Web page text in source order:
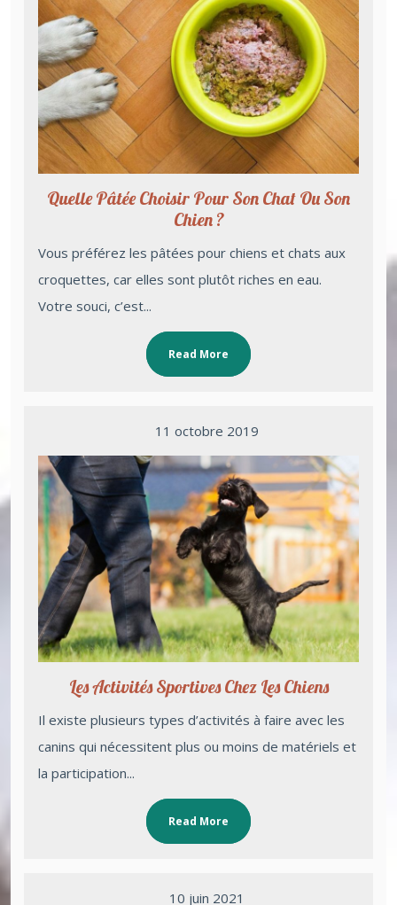
Quelle Pâtée Choisir Pour Son Chat Ou Son
Chien ?
Vous préférez les pâtées pour chiens et chats aux
croquettes, car elles sont plutôt riches en eau.
Votre souci, c’est...
Read More
11 octobre 2019
Les Activités Sportives Chez Les Chiens
Il existe plusieurs types d’activités à faire avec les
canins qui nécessitent plus ou moins de matériels et
la participation...
Read More
10 juin 2021